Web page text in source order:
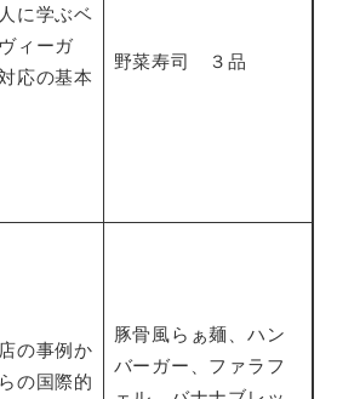
に学ぶベ
ィーガ
応の基本
野菜寿司 ３品
の事例か
の国際的
豚骨風らぁ麺、ハン
バーガー、ファラフ